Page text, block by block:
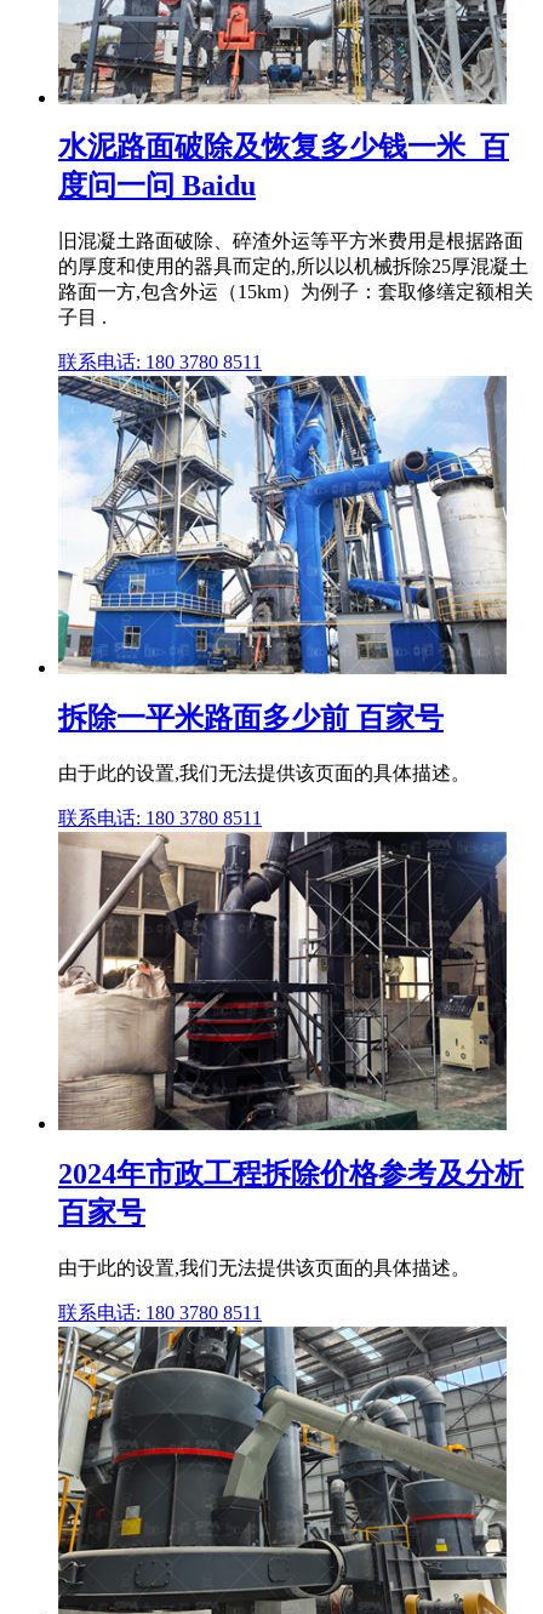
水泥路面破除及恢复多少钱一米_百
度问一问 Baidu
旧混凝土路面破除、碎渣外运等平方米费用是根据路面
的厚度和使用的器具而定的,所以以机械拆除25厚混凝土
路面一方,包含外运（15km）为例子：套取修缮定额相关
子目 .
联系电话: 180 3780 8511
拆除一平米路面多少前 百家号
由于此的设置,我们无法提供该页面的具体描述。
联系电话: 180 3780 8511
2024年市政工程拆除价格参考及分析
百家号
由于此的设置,我们无法提供该页面的具体描述。
联系电话: 180 3780 8511